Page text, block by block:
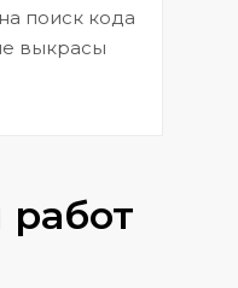
поиск кода
выкрасы